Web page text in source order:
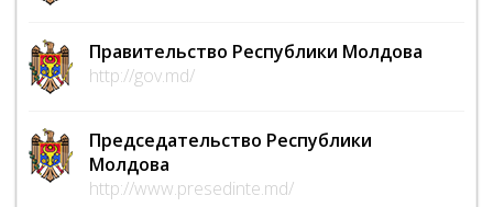
Правительство Республики Молдова
http://gov.md/
Председательство Республики
Молдова
http://www.presedinte.md/